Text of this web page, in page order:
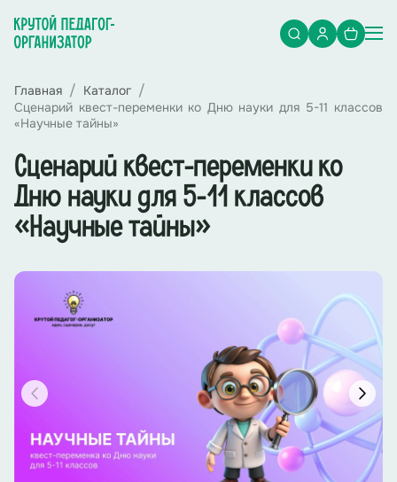
Главная
Каталог
Сценарий квест-переменки ко Дню науки для 5-11 классов
«Научные тайны»
Сценарий квест-переменки ко
Дню науки для 5-11 классов
«Научные тайны»